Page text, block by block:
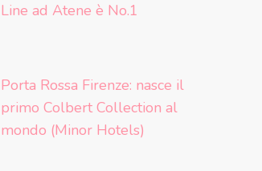
Line ad Atene è No.1
Porta Rossa Firenze: nasce il
primo Colbert Collection al
mondo (Minor Hotels)